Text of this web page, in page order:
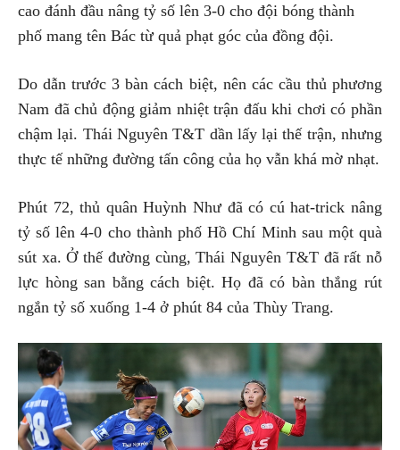
cao đánh đầu nâng tỷ số lên 3-0 cho đội bóng thành
phố mang tên Bác từ quả phạt góc của đồng đội.
Do dẫn trước 3 bàn cách biệt, nên các cầu thủ phương
Nam đã chủ động giảm nhiệt trận đấu khi chơi có phần
chậm lại. Thái Nguyên T&T dần lấy lại thế trận, nhưng
thực tế những đường tấn công của họ vẫn khá mờ nhạt.
Phút 72, thủ quân Huỳnh Như đã có cú hat-trick nâng
tỷ số lên 4-0 cho thành phố Hồ Chí Minh sau một quà
sút xa. Ở thế đường cùng, Thái Nguyên T&T đã rất nỗ
lực hòng san bằng cách biệt. Họ đã có bàn thắng rút
ngắn tỷ số xuống 1-4 ở phút 84 của Thùy Trang.